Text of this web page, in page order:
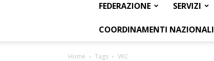
FEDERAZIONE SERVIZI
COORDINAMENTI NAZIONALI
Home Tags VKC